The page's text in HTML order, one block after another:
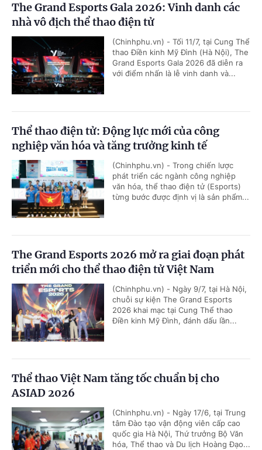
The Grand Esports Gala 2026: Vinh danh các
nhà vô địch thể thao điện tử
(Chinhphu.vn) - Tối 11/7, tại Cung Thể
thao Điền kinh Mỹ Đình (Hà Nội), The
Grand Esports Gala 2026 đã diễn ra
với điểm nhấn là lễ vinh danh và...
Thể thao điện tử: Động lực mới của công
nghiệp văn hóa và tăng trưởng kinh tế
(Chinhphu.vn) - Trong chiến lược
phát triển các ngành công nghiệp
văn hóa, thể thao điện tử (Esports)
từng bước được định vị là sản phẩm...
The Grand Esports 2026 mở ra giai đoạn phát
triển mới cho thể thao điện tử Việt Nam
(Chinhphu.vn) - Ngày 9/7, tại Hà Nội,
chuỗi sự kiện The Grand Esports
2026 khai mạc tại Cung Thể thao
Điền kinh Mỹ Đình, đánh dấu lần...
Thể thao Việt Nam tăng tốc chuẩn bị cho
ASIAD 2026
(Chinhphu.vn) - Ngày 17/6, tại Trung
tâm Đào tạo vận động viên cấp cao
quốc gia Hà Nội, Thứ trưởng Bộ Văn
hóa, Thể thao và Du lịch Hoàng Đạo...